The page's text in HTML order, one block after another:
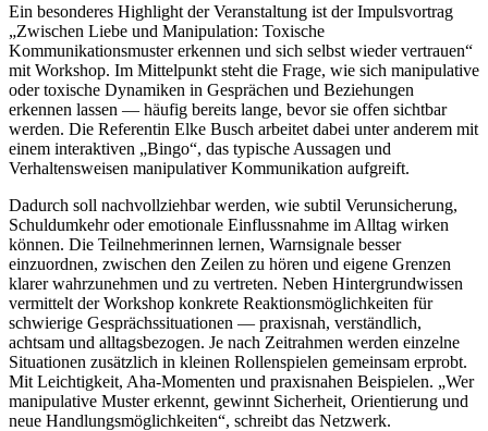
Ein besonderes Highlight der Veranstaltung ist der Impulsvortrag
„Zwischen Liebe und Manipulation: Toxische
Kommunikationsmuster erkennen und sich selbst wieder vertrauen“
mit Workshop. Im Mittelpunkt steht die Frage, wie sich manipulative
oder toxische Dynamiken in Gesprächen und Beziehungen
erkennen lassen — häufig bereits lange, bevor sie offen sichtbar
werden. Die Referentin Elke Busch arbeitet dabei unter anderem mit
einem interaktiven „Bingo“, das typische Aussagen und
Verhaltensweisen manipulativer Kommunikation aufgreift.
Dadurch soll nachvollziehbar werden, wie subtil Verunsicherung,
Schuldumkehr oder emotionale Einflussnahme im Alltag wirken
können. Die Teilnehmerinnen lernen, Warnsignale besser
einzuordnen, zwischen den Zeilen zu hören und eigene Grenzen
klarer wahrzunehmen und zu vertreten. Neben Hintergrundwissen
vermittelt der Workshop konkrete Reaktionsmöglichkeiten für
schwierige Gesprächssituationen — praxisnah, verständlich,
achtsam und alltagsbezogen. Je nach Zeitrahmen werden einzelne
Situationen zusätzlich in kleinen Rollenspielen gemeinsam erprobt.
Mit Leichtigkeit, Aha-Momenten und praxisnahen Beispielen. „Wer
manipulative Muster erkennt, gewinnt Sicherheit, Orientierung und
neue Handlungsmöglichkeiten“, schreibt das Netzwerk.